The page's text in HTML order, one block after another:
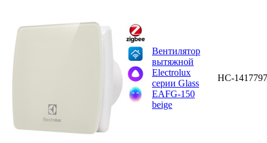
Вентилятор
вытяжной
Electrolux
серии Glass
EAFG-150
beige
НС-1417797